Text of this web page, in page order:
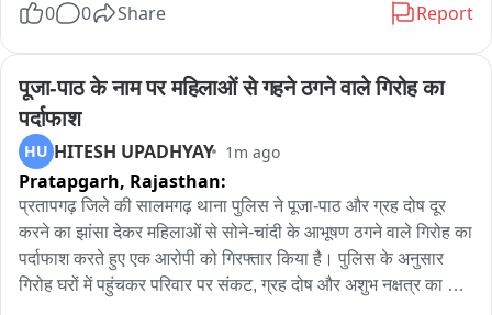
प्रतिनिधित्व नहीं दिया गया है तथा संस्थान द्वारा समिति के निर्णयों की
भी शामिल किए गए हैं। डॉ. शेखावत ने दावा किया कि ये प्रावधान संविधान
के अनुच्छेद 14, 15 और 21 में प्रदत्त समानता एवं मौलिक अधिकारों की
भावना के विपरीत हैं। उन्होंने कहा कि इसी कारण देशभर में जनजागरण
अभियान चलाया जा रहा है, ताकि अधिक से अधिक लोग इन मुद्दों से परिचित
हो सकें और अपनी आवाज लोकतांत्रिक तरीके से सरकार तक पहुंचा सकें।
उन्होंने बताया कि जनजागरण वाहन यात्रा के दौरान प्रत्येक जिले में पंचायत,
सम्मेलन, जनसंवाद, प्रेस वार्ता और सामाजिक संगठनों के साथ बैठकें
आयोजित की जाएंगी। यात्रा का मुख्य संदेश "जन-जन तक संवाद, शिक्षा में
न्याय और समान अवसर की मांग" रहेगा। प्रेस वार्ता में यह भी कहा गया कि
0 0 Share Report
पूजा-पाठ के नाम पर महिलाओं से गहने ठगने वाले गिरोह का
पर्दाफाश
HU HITESH UPADHYAY 1m ago
Pratapgarh, Rajasthan:
प्रतापगढ़ जिले की सालमगढ़ थाना पुलिस ने पूजा-पाठ और ग्रह दोष दूर
करने का झांसा देकर महिलाओं से सोने-चांदी के आभूषण ठगने वाले गिरोह का
पर्दाफाश करते हुए एक आरोपी को गिरफ्तार किया है। पुलिस के अनुसार
गिरोह घरों में पहुंचकर परिवार पर संकट, ग्रह दोष और अशुभ नक्षत्र का डर